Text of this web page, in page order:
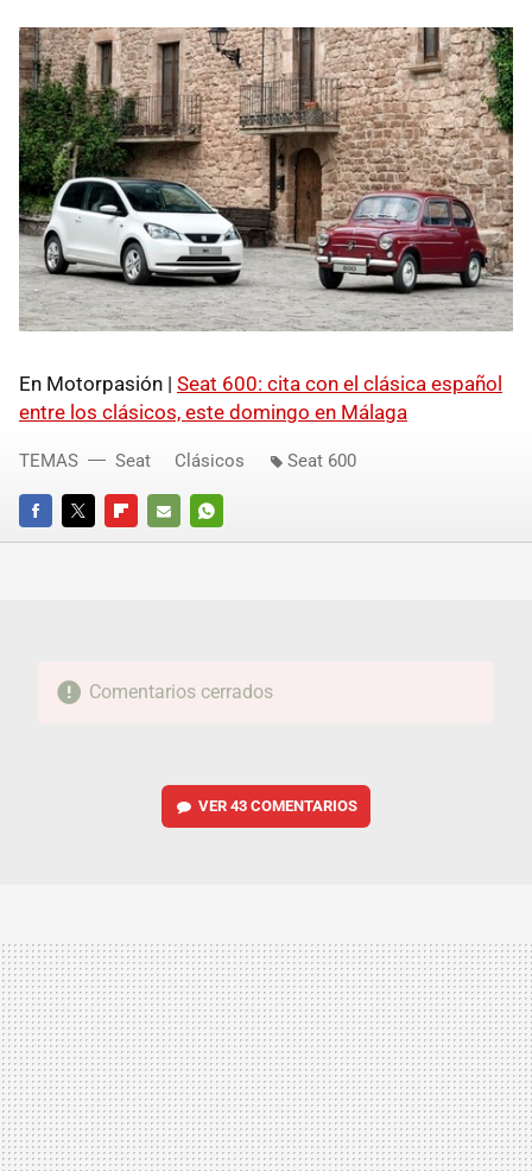
En Motorpasión | Seat 600: cita con el clásica español
entre los clásicos, este domingo en Málaga
FACEBOOKTWITTERFLIPBOARD
E-
WHATSAPP
TEMAS Seat Clásicos Seat 600
Comentarios cerrados
VER 43 COMENTARIOS